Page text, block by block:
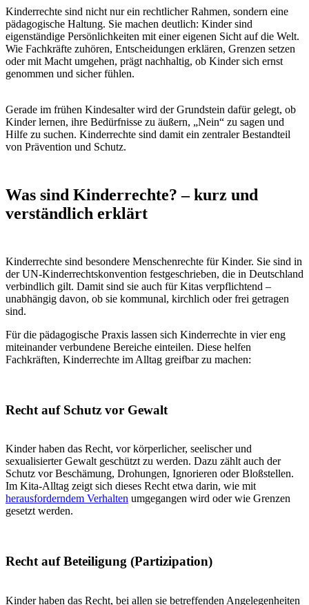
miteinander verbundene Bereiche einteilen. Diese helfen
Fachkräften, Kinderrechte im Alltag greifbar zu machen:
Recht auf Schutz vor Gewalt
Kinder haben das Recht, vor körperlicher, seelischer und
sexualisierter Gewalt geschützt zu werden. Dazu zählt auch der
Schutz vor Beschämung, Drohungen, Ignorieren oder Bloßstellen.
Im Kita-Alltag zeigt sich dieses Recht etwa darin, wie mit
Kinder haben das Recht, bei allen sie betreffenden Angelegenheiten
angemessen beteiligt zu werden. Das bedeutet nicht, dass sie alles
entscheiden, sondern dass ihre Meinung gehört und ernst genommen
wird.
Beispiele sind Mitbestimmung bei Spielen,
Rückzugsmöglichkeiten.
vergleichen oder zu überfordern, sondern ihre Entwicklung alters-
und bedarfsgerecht zu begleiten.
Recht auf Gleichbehandlung und
Nichtdiskriminierung
Alle Kinder haben die gleichen Rechte – unabhängig von Herkunft,
Sprache, Behinderung, Geschlecht oder Familienform. In der Praxis